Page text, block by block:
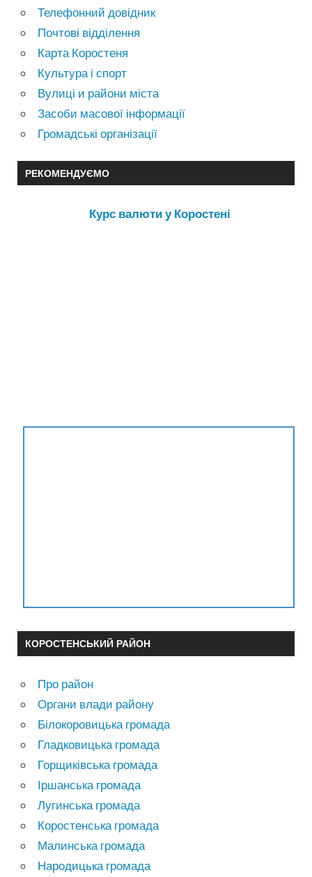
Телефонний довідник
Почтові відділення
Карта Коростеня
Культура і спорт
Вулиці и райони міста
Засоби масової інформації
Громадські організації
РЕКОМЕНДУЄМО
Курс валюти у Коростені
КОРОСТЕНСЬКИЙ РАЙОН
Про район
Органи влади району
Білокоровицька громада
Гладковицька громада
Горщиківська громада
Іршанська громада
Лугинська громада
Коростенська громада
Малинська громада
Народицька громада